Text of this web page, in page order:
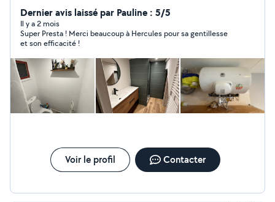
salles de bain Entretien et détartrage Pose de chauffe-
eau et filtres anti-calcaire Travail soigné, rapide et
professionnel. Disponible en urgence ou sur rendez-
vous. N'hésitez pas à me contacter pour un devis gratuit
ou un conseil ! À bientôt, Hercule Hydraclès
Dernier avis laissé par Pauline : 5/5
Il y a 2 mois
Super Presta ! Merci beaucoup à Hercules pour sa gentillesse
et son efficacité !
Voir le profil Contacter